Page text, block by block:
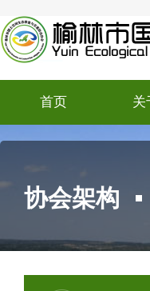
首页 关
协会架构